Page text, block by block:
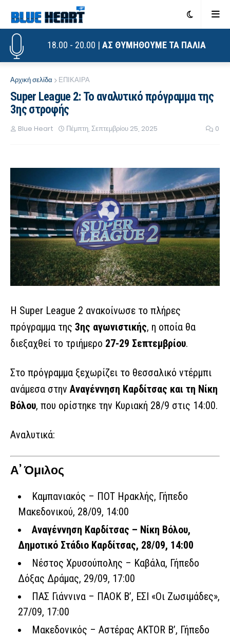
18.00 - 20.00 | ΑΣ ΘΥΜΗΘΟΥΜΕ ΤΑ ΠΑΛΙΑ
Αρχική σελίδα ΕΠΙΚΑΙΡΑ
Super League 2: Το αναλυτικό πρόγραμμα της
3ης στροφής
Blue Heart Πέμπτη, Σεπτεμβρίου 25, 2025 0
Η Super League 2 ανακοίνωσε το πλήρες
πρόγραμμα της 3ης αγωνιστικής, η οποία θα
διεξαχθεί το τριήμερο 27-29 Σεπτεμβρίου.
Στο πρόγραμμα ξεχωρίζει το θεσσαλικό ντέρμπι
ανάμεσα στην Αναγέννηση Καρδίτσας και τη Νίκη
Βόλου, που ορίστηκε την Κυριακή 28/9 στις 14:00.
Αναλυτικά:
Α’ Όμιλος
Καμπανιακός – ΠΟΤ Ηρακλής, Γήπεδο
Μακεδονικού, 28/09, 14:00
Αναγέννηση Καρδίτσας – Νίκη Βόλου,
Δημοτικό Στάδιο Καρδίτσας, 28/09, 14:00
Νέστος Χρυσούπολης – Καβάλα, Γήπεδο
Δόξας Δράμας, 29/09, 17:00
ΠΑΣ Γιάννινα – ΠΑΟΚ Β’, ΕΣΙ «Οι Ζωσιμάδες»,
27/09, 17:00
Μακεδονικός – Αστέρας AKTOR Β’, Γήπεδο